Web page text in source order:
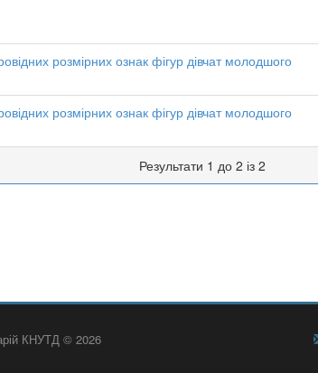
розмірних ознак фігур дівчат молодшого
розмірних ознак фігур дівчат молодшого
Результати 1 до 2 із 2
КНУТД © 2026